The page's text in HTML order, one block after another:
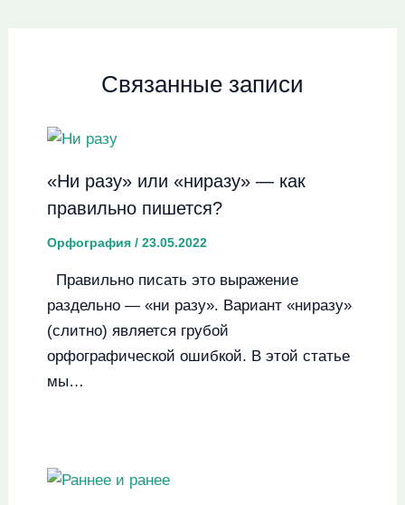
Связанные записи
«Ни разу» или «ниразу» — как
правильно пишется?
Орфография/ 23.05.2022
Правильно писать это выражение
раздельно — «ни разу». Вариант «ниразу»
(слитно) является грубой
орфографической ошибкой. В этой статье
мы…